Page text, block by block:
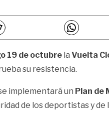
19 de octubre la Vuelta
su resistencia.
implementará un Plan de
de los deportistas y